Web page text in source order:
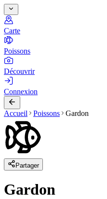
Carte
Poissons
Découvrir
Connexion
Accueil Poissons Gardon
Partager
Gardon